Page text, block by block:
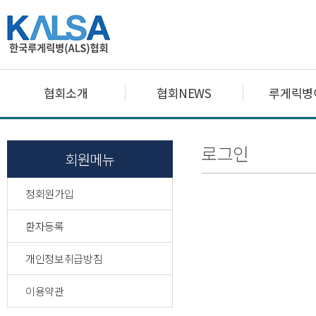
협회소개 협회NEWS 루게릭
회원메뉴
정회원가입
환자등록
개인정보취급방침
이용약관
로그인